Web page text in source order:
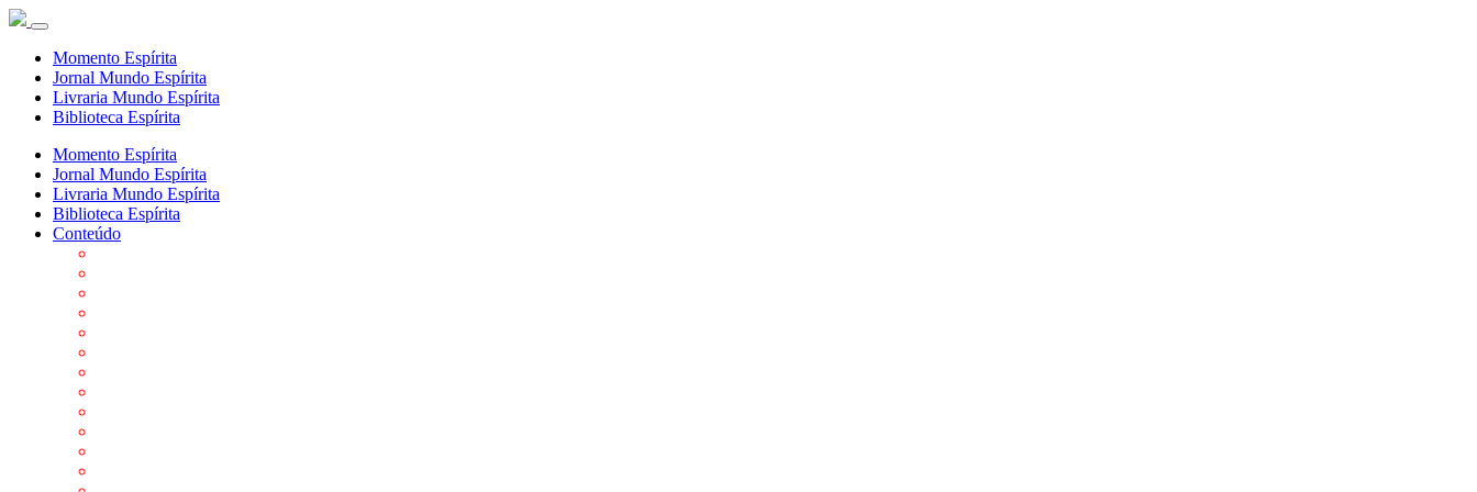
Momento Espírita
Jornal Mundo Espírita
Livraria Mundo Espírita
Biblioteca Espírita
Momento Espírita
Jornal Mundo Espírita
Livraria Mundo Espírita
Biblioteca Espírita
Conteúdo